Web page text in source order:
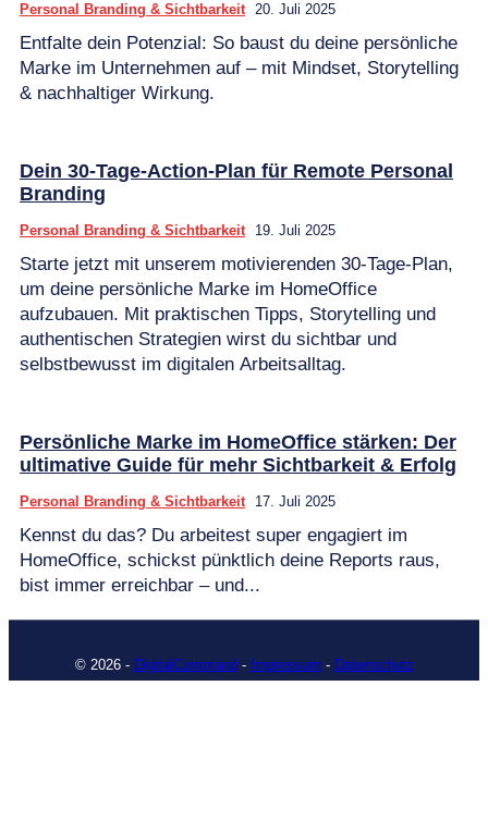
Personal Branding & Sichtbarkeit 20. Juli 2025
Entfalte dein Potenzial: So baust du deine persönliche
Marke im Unternehmen auf – mit Mindset, Storytelling
& nachhaltiger Wirkung.
Dein 30-Tage-Action-Plan für Remote Personal
Branding
Personal Branding & Sichtbarkeit 19. Juli 2025
Starte jetzt mit unserem motivierenden 30-Tage-Plan,
um deine persönliche Marke im HomeOffice
aufzubauen. Mit praktischen Tipps, Storytelling und
authentischen Strategien wirst du sichtbar und
selbstbewusst im digitalen Arbeitsalltag.
Persönliche Marke im HomeOffice stärken: Der
ultimative Guide für mehr Sichtbarkeit & Erfolg
Personal Branding & Sichtbarkeit 17. Juli 2025
Kennst du das? Du arbeitest super engagiert im
HomeOffice, schickst pünktlich deine Reports raus,
bist immer erreichbar – und...
© 2026 - DigitalCommand - Impressum - Datenschutz